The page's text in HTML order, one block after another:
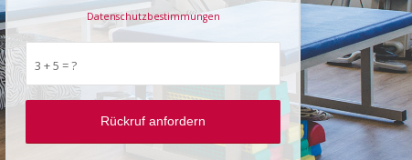
Datenschutzbestimmungen
3 + 5 = ?